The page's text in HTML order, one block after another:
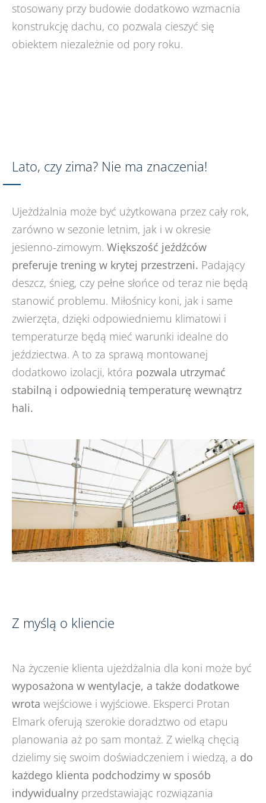
stosowany przy budowie dodatkowo wzmacnia
konstrukcję dachu, co pozwala cieszyć się
obiektem niezależnie od pory roku.
Lato, czy zima? Nie ma znaczenia!
Ujeżdżalnia może być użytkowana przez cały rok,
zarówno w sezonie letnim, jak i w okresie
jesienno-zimowym. Większość jeźdźców
preferuje trening w krytej przestrzeni. Padający
deszcz, śnieg, czy pełne słońce od teraz nie będą
stanowić problemu. Miłośnicy koni, jak i same
zwierzęta, dzięki odpowiedniemu klimatowi i
temperaturze będą mieć warunki idealne do
jeździectwa. A to za sprawą montowanej
dodatkowo izolacji, która pozwala utrzymać
stabilną i odpowiednią temperaturę wewnątrz
hali.
Z myślą o kliencie
Na życzenie klienta ujeżdżalnia dla koni może być
wyposażona w wentylacje, a także dodatkowe
wrota wejściowe i wyjściowe. Eksperci Protan
Elmark oferują szerokie doradztwo od etapu
planowania aż po sam montaż. Z wielką chęcią
dzielimy się swoim doświadczeniem i wiedzą, a do
każdego klienta podchodzimy w sposób
indywidualny przedstawiając rozwiązania